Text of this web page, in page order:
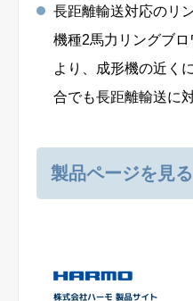
長距離輸送対応のリ
機種2馬力リングブ
より、成形機の近く
合でも⻑距離輸送に
製品ページを見る